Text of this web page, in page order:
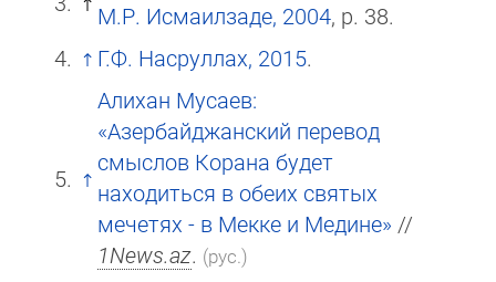
М.Р. Исмаилзаде, 2004, p. 38.
Г.Ф. Насруллах, 2015.
Алихан Мусаев:
«Азербайджанский перевод
смыслов Корана будет
находиться в обеих святых
мечетях - в Мекке и Медине» //
1News.az. (рус.)